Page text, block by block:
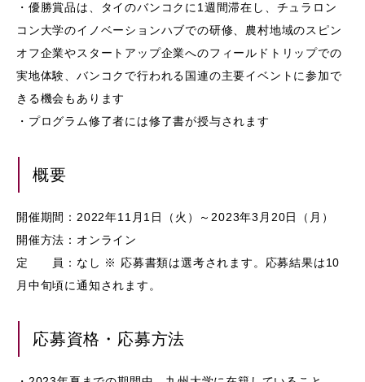
・優勝賞品は、タイのバンコクに1週間滞在し、チュラロン
コン大学のイノベーションハブでの研修、農村地域のスピン
オフ企業やスタートアップ企業へのフィールドトリップでの
実地体験、バンコクで行われる国連の主要イベントに参加で
きる機会もあります
・プログラム修了者には修了書が授与されます
概要
開催期間：2022年11月1日（火）～2023年3月20日（月）
開催方法：オンライン
定 員：なし ※ 応募書類は選考されます。応募結果は10
月中旬頃に通知されます。
応募資格・応募方法